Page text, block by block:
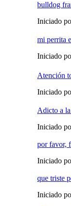
bulldog
Iniciado
mi perrita
Iniciado
Atención
Iniciado
Adicto a
Iniciado
por favor,
Iniciado
que triste
Iniciado